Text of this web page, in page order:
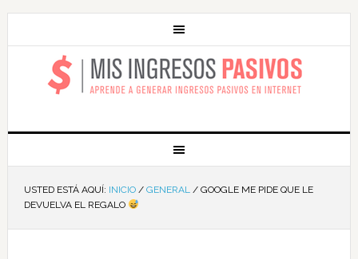
MIS INGRESOS
PASIVOS
USTED ESTÁ AQUÍ: INICIO / GENERAL /GOOGLE ME PIDE QUE LE
DEVUELVA EL REGALO